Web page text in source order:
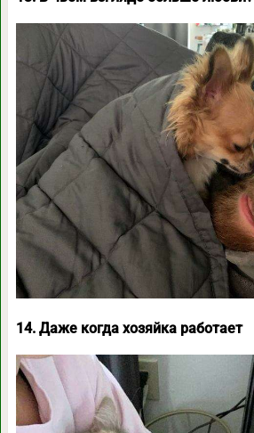
14. Даже когда хозяйка работает